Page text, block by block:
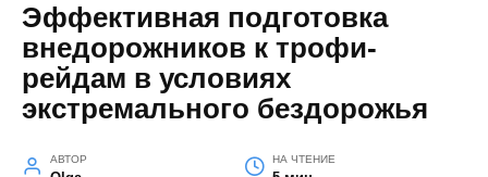
Эффективная подготовка
внедорожников к трофи-
рейдам в условиях
экстремального бездорожья
АВТОР НА ЧТЕНИЕ